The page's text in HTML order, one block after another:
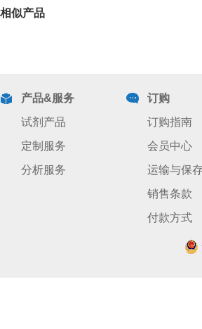
相似产品
产品&服务
试剂产品
定制服务
分析服务
订购
订购指南
会员中心
运输与保
销售条款
付款方式